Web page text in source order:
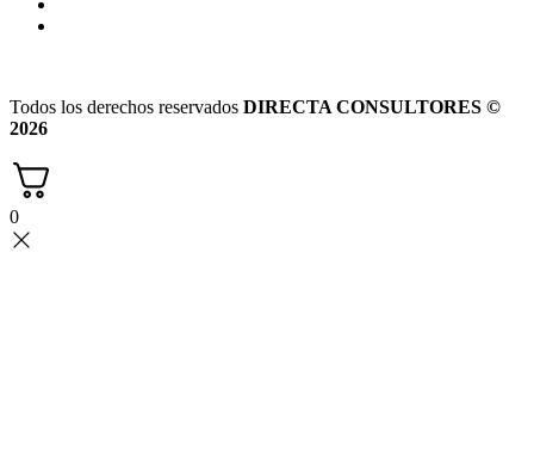
Todos los derechos reservados DIRECTA CONSULTORES ©
2026
0